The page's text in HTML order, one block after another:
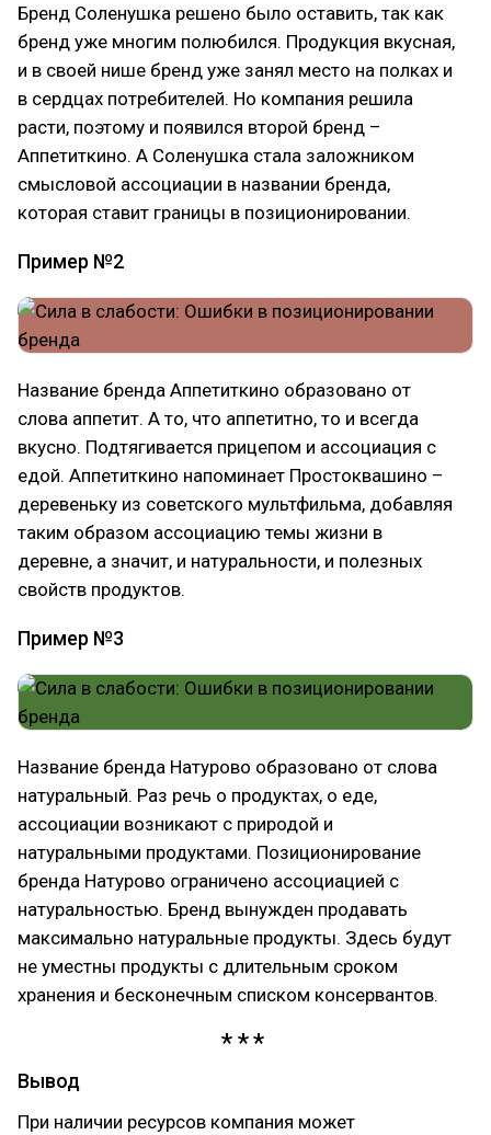
Бренд Соленушка решено было оставить, так как
бренд уже многим полюбился. Продукция вкусная,
и в своей нише бренд уже занял место на полках и
в сердцах потребителей. Но компания решила
расти, поэтому и появился второй бренд –
Аппетиткино. А Соленушка стала заложником
смысловой ассоциации в названии бренда,
которая ставит границы в позиционировании.
Пример №2
Название бренда Аппетиткино образовано от
слова аппетит. А то, что аппетитно, то и всегда
вкусно. Подтягивается прицепом и ассоциация с
едой. Аппетиткино напоминает Простоквашино –
деревеньку из советского мультфильма, добавляя
таким образом ассоциацию темы жизни в
деревне, а значит, и натуральности, и полезных
свойств продуктов.
Пример №3
Название бренда Натурово образовано от слова
натуральный. Раз речь о продуктах, о еде,
ассоциации возникают с природой и
натуральными продуктами. Позиционирование
бренда Натурово ограничено ассоциацией с
натуральностью. Бренд вынужден продавать
максимально натуральные продукты. Здесь будут
не уместны продукты с длительным сроком
хранения и бесконечным списком консервантов.
Вывод
При наличии ресурсов компания может